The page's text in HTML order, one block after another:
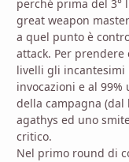
perché prima del 3°
great weapon
a quel punto è
attack. Per
livelli gli incantesimi
invocazioni e al
della campagna
agathys ed uno
critico.
Nel primo round di